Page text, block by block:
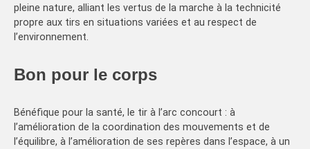
pleine nature, alliant les vertus de la marche à la technicité
propre aux tirs en situations variées et au respect de
l’environnement.
Bon pour le corps
Bénéfique pour la santé, le tir à l’arc concourt : à
l’amélioration de la coordination des mouvements et de
l’équilibre, à l’amélioration de ses repères dans l’espace, à un